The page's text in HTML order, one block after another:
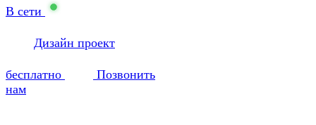
В сети
Дизайн проект
бесплатно
Позвонить
нам